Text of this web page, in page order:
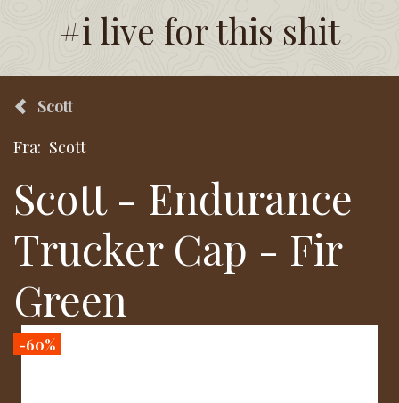
#i live for this shit
Scott
Fra: Scott
Scott - Endurance
Trucker Cap - Fir
Green
-60%